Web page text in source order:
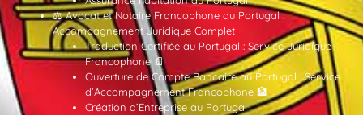
⚖️ Avocat et Notaire Francophone au Portugal :
Accompagnement Juridique Complet
Traduction Certifiée au Portugal : Service Juridique
Francophone 📄
Ouverture de Compte Bancaire au Portugal : Service
d’Accompagnement Francophone 🏦
Création d’Entreprise au Portugal